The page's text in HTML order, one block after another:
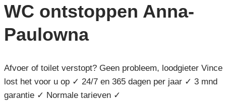
WC ontstoppen Anna-
Paulowna
Afvoer of toilet verstopt? Geen probleem, loodgieter Vince
lost het voor u op ✓ 24/7 en 365 dagen per jaar ✓ 3 mnd
garantie ✓ Normale tarieven ✓